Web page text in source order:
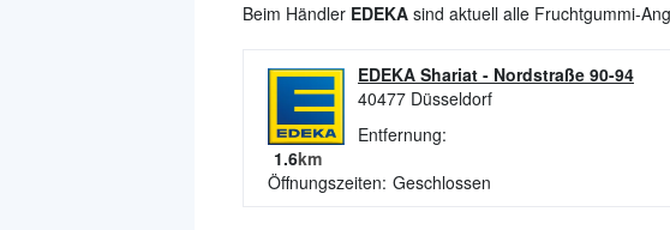
Beim Händler EDEKA sind aktuell alle Fruchtgummi-
EDEKA Shariat - Nordstraße 90-94
40477 Düsseldorf
Entfernung:
1.6km
Öffnungszeiten: Geschlossen